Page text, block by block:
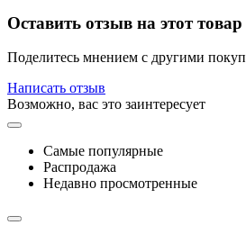
Оставить отзыв на этот товар
Поделитесь мнением с другими
Написать отзыв
Возможно, вас это заинтересует
Самые популярные
Распродажа
Недавно просмотренные